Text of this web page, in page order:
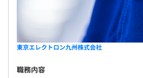
6カ月（期間中、給与の減額はなし）
東京エレクトロン九州株式会社
職務内容